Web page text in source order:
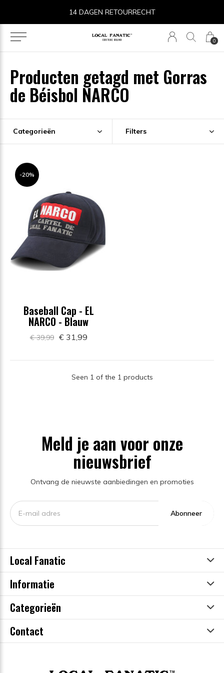
0
14 DAGEN RETOURRECHT
Producten getagd met Gorras
de Béisbol NARCO
Categorieën Filters
-20%
Baseball Cap - EL
NARCO - Blauw
€ 39,99 € 31,99
Seen 1 of the 1 products
Meld je aan voor onze
nieuwsbrief
Ontvang de nieuwste aanbiedingen en promoties
Abonneer
Local Fanatic
Informatie
Categorieën
Contact